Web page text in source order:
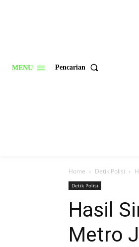
MENU Pencarian
Home Detik Polisi
Detik Polisi
Hasil
Metro